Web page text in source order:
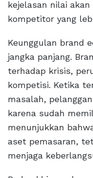
kejelasan nilai
kompetitor yang
Keunggulan brand
jangka panjang.
terhadap krisis,
kompetisi. Ketika
masalah,
karena sudah
menunjukkan
aset pemasaran,
menjaga